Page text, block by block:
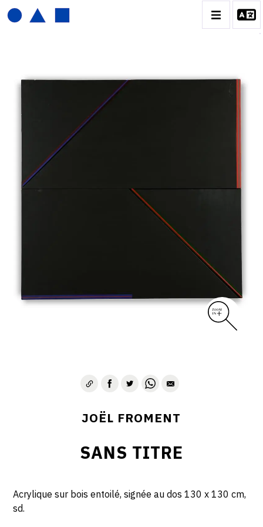
JOËL FROMENT
CATALOGUE DES OEUVRES
CONTACT
JOËL FROMENT
SANS TITRE
Acrylique sur bois entoilé, signée au dos 130 x 130 cm,
sd.